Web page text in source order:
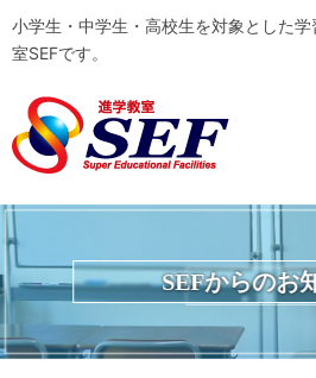
小学生・中学生・高校生を対象とした
室SEFです。
SEFからのお